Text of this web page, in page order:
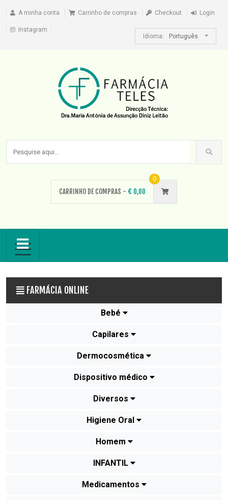
A minha conta Carrinho de compras Checkout Login
Instagram
Idioma:
Português
CARRINHO DE COMPRAS - € 0,00
0
FARMÁCIA ONLINE
Bebé
Capilares
Dermocosmética
Dispositivo médico
Diversos
Higiene Oral
Homem
INFANTIL
Medicamentos